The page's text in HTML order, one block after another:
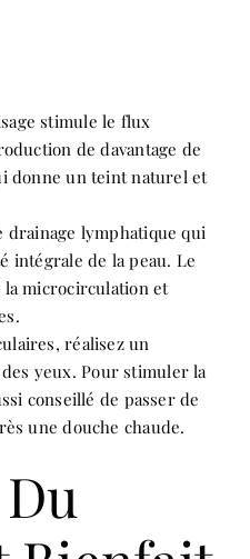
stimule le flux
de davantage de
donne un teint naturel et
drainage lymphatique qui
intégrale de la peau. Le
la microcirculation et
réalisez un
yeux. Pour stimuler la
conseillé de passer de
une douche chaude.